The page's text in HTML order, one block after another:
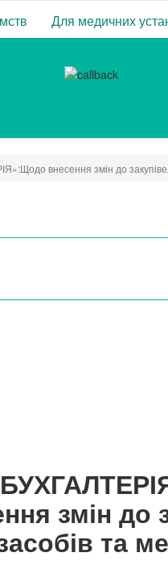
Для медичних
внесення змін до
змін до
та